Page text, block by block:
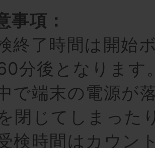
事項：
終了時間は開始
分後となります
で端末の電源が
閉じてしまった
検時間はカウン